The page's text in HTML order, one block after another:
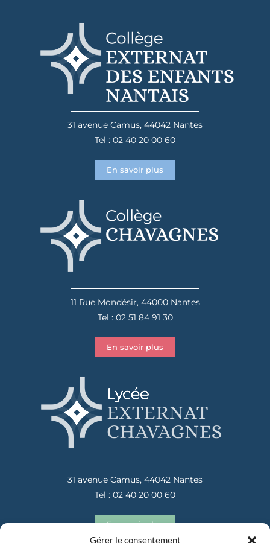
Gérer le consentement
31 avenue Camus, 44042 Nantes
Tel : 02 40 20 00 60
En savoir plus
11 Rue Mondésir, 44000 Nantes
Tel : 02 51 84 91 30
En savoir plus
31 avenue Camus, 44042 Nantes
Tel : 02 40 20 00 60
En savoir plus